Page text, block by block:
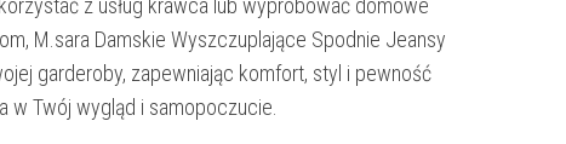
z usług krawca lub wypróbować domowe
M.sara Damskie Wyszczuplające Spodnie Jeansy
garderoby, zapewniając komfort, styl i pewność
w Twój wygląd i samopoczucie.